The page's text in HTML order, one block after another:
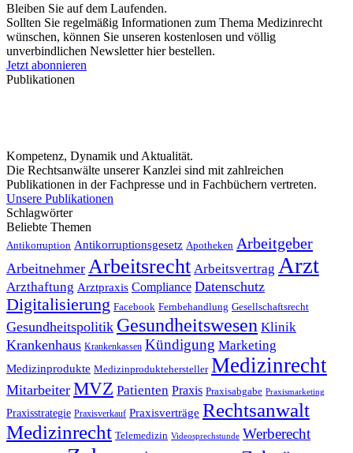
Bleiben Sie auf dem Laufenden.
Sollten Sie regelmäßig Informationen zum Thema Medizinrecht
wünschen, können Sie unseren kostenlosen und völlig
unverbindlichen Newsletter hier bestellen.
Jetzt abonnieren
Publikationen
Kompetenz, Dynamik und Aktualität.
Die Rechtsanwälte unserer Kanzlei sind mit zahlreichen
Publikationen in der Fachpresse und in Fachbüchern vertreten.
Unsere Publikationen
Schlagwörter
Beliebte Themen
Antikorruption Antikorruptionsgesetz Apotheken Arbeitgeber
Arbeitnehmer Arbeitsrecht Arbeitsvertrag Arzt
Arzthaftung Arztpraxis Compliance Datenschutz
Digitalisierung Facebook Fernbehandlung Gesellschaftsrecht
Gesundheitspolitik Gesundheitswesen Klinik
Krankenhaus Krankenkassen Kündigung Marketing
Medizinprodukte Medizinproduktehersteller Medizinrecht
Mitarbeiter MVZ Patienten Praxis Praxisabgabe Praxismarketing
Praxisstrategie Praxisverkauf Praxisverträge Rechtsanwalt
Medizinrecht Telemedizin Videosprechstunde Werberecht